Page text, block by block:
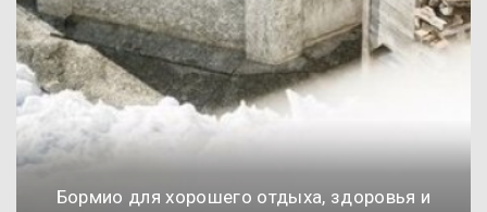
Бормио для хорошего отдыха, здоровья и